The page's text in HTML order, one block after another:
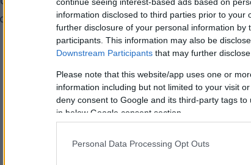
information disclosed to third parties prior to
further disclosure of your personal information by
participants. This information may also be
Downstream Participants that may further
Please note that this website/app uses one or
information including but not limited to your visit
deny consent to Google and its third-party tags
in below Google consent section.
Personal Data Processing Opt Outs
le sue ambizioni per la stagione.